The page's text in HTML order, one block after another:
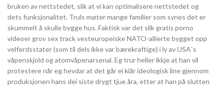
bruken av nettstedet, slik at vi kan optimalisere nettstedet og
dets funksjonalitet. Truls møter mange familier som synes det er
skummelt å skulle bygge hus. Faktisk var det slik gratis porno
videoer grov sex track vesteuropeiske NATO-allierte bygget opp
velferdsstater (som til dels ikke var bærekraftige) i ly av USA`s
våpenskjold og atomvåpenarsenal. Eg trur heller ikkje at han vil
protestere når eg hevdar at det går ei klår ideologisk line gjennom
produksjonen hans dei siste drygt tjue åra, etter at han på slutten